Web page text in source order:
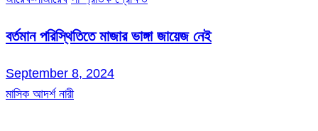
বর্তমান পরিস্থিতিতে মাজার ভাঙ্গা জায়েজ নেই
September 8, 2024
মাসিক আদর্শ নারী